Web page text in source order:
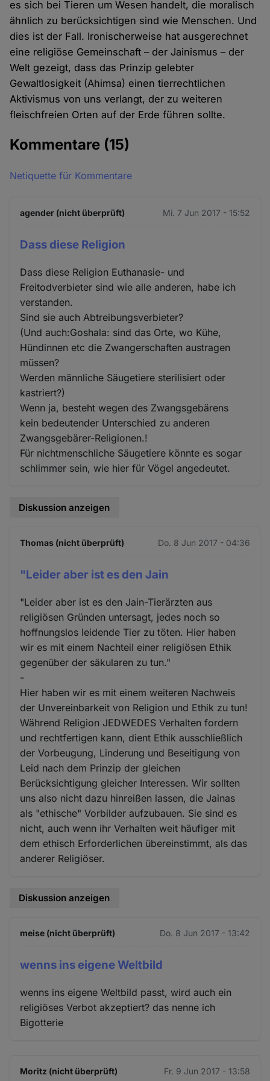
es sich bei Tieren um Wesen handelt, die moralisch
ähnlich zu berücksichtigen sind wie Menschen. Und
dies ist der Fall. Ironischerweise hat ausgerechnet
eine religiöse Gemeinschaft – der Jainismus – der
Welt gezeigt, dass das Prinzip gelebter
Gewaltlosigkeit (Ahimsa) einen tierrechtlichen
Aktivismus von uns verlangt, der zu weiteren
fleischfreien Orten auf der Erde führen sollte.
Kommentare (15)
Netiquette für Kommentare
agender (nicht überprüft) Mi. 7 Jun 2017 - 15:52
Dass diese Religion
Dass diese Religion Euthanasie- und
Freitodverbieter sind wie alle anderen, habe ich
verstanden.
Sind sie auch Abtreibungsverbieter?
(Und auch:Goshala: sind das Orte, wo Kühe,
Hündinnen etc die Zwangerschaften austragen
müssen?
Werden männliche Säugetiere sterilisiert oder
kastriert?)
Wenn ja, besteht wegen des Zwangsgebärens
kein bedeutender Unterschied zu anderen
Zwangsgebärer-Religionen.!
Für nichtmenschliche Säugetiere könnte es sogar
schlimmer sein, wie hier für Vögel angedeutet.
Diskussion anzeigen
Thomas (nicht überprüft) Do. 8 Jun 2017 - 04:36
"Leider aber ist es den Jain
"Leider aber ist es den Jain-Tierärzten aus
religiösen Gründen untersagt, jedes noch so
hoffnungslos leidende Tier zu töten. Hier haben
wir es mit einem Nachteil einer religiösen Ethik
gegenüber der säkularen zu tun."
-
Hier haben wir es mit einem weiteren Nachweis
der Unvereinbarkeit von Religion und Ethik zu tun!
Während Religion JEDWEDES Verhalten fordern
und rechtfertigen kann, dient Ethik ausschließlich
der Vorbeugung, Linderung und Beseitigung von
Leid nach dem Prinzip der gleichen
Berücksichtigung gleicher Interessen. Wir sollten
uns also nicht dazu hinreißen lassen, die Jainas
als "ethische" Vorbilder aufzubauen. Sie sind es
nicht, auch wenn ihr Verhalten weit häufiger mit
dem ethisch Erforderlichen übereinstimmt, als das
anderer Religiöser.
Diskussion anzeigen
meise (nicht überprüft) Do. 8 Jun 2017 - 13:42
wenns ins eigene Weltbild
wenns ins eigene Weltbild passt, wird auch ein
religiöses Verbot akzeptiert? das nenne ich
Bigotterie
Moritz (nicht überprüft) Fr. 9 Jun 2017 - 13:58